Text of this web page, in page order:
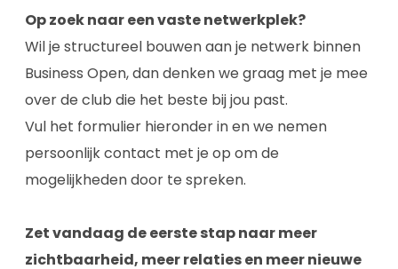
Op zoek naar een vaste netwerkplek?
Wil je structureel bouwen aan je netwerk binnen
Business Open, dan denken we graag met je mee
over de club die het beste bij jou past.
Vul het formulier hieronder in en we nemen
persoonlijk contact met je op om de
mogelijkheden door te spreken.
Zet vandaag de eerste stap naar meer
zichtbaarheid, meer relaties en meer nieuwe